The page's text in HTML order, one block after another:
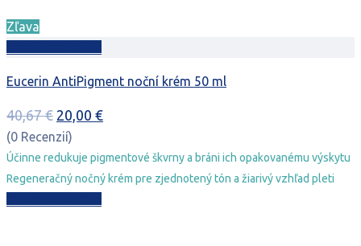
Zľava
Eucerin AntiPigment noční krém 50 ml
40,67€ Pôvodná
cena
bola:
40,67 €.
20,00 €Aktuálna
je:
20,00 €.
(0 Recenzií)
Účinne redukuje pigmentové škvrny a bráni ich opakovanému výskytu
Regeneračný nočný krém pre zjednotený tón a žiarivý vzhľad pleti